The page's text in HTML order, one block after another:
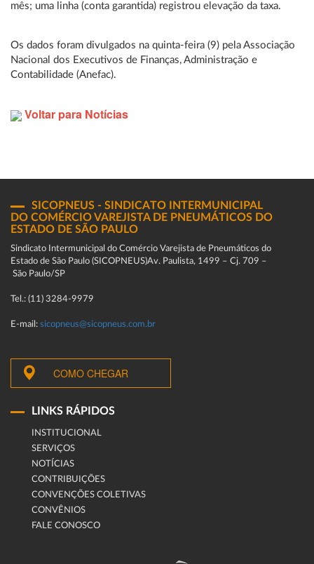
mês; uma linha (conta garantida) registrou elevação da taxa.
Os dados foram divulgados na quinta-feira (9) pela Associação
Nacional dos Executivos de Finanças, Administração e
Contabilidade (Anefac).
Voltar para Notícias
SICOPNEUS - SINDICATO INTERMUNICIPAL
DO COMÉRCIO VAREJISTA DE PNEUMÁTICOS DO
ESTADO DE SÃO PAULO
Sindicato Intermunicipal do Comércio Varejista de Pneumáticos do
Estado de São Paulo (SICOPNEUS)Av. Paulista, 1499 – Cj. 709 –
São Paulo/SP
Tel.: (11) 3284-9979
E-mail: sicopneus@sicopneus.com.br
COMO CHEGAR
LINKS RÁPIDOS
INSTITUCIONAL
SERVIÇOS
NOTÍCIAS
CONTRIBUIÇÕES
CONVENÇÕES COLETIVAS
CONVÊNIOS
FALE CONOSCO